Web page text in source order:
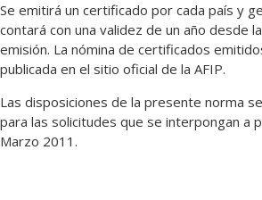
Se emitirá un certificado por cada país y
contará con una validez de un año desde
emisión. La nómina de certificados
publicada en el sitio oficial de la AFIP.
Las disposiciones de la presente norma
para las solicitudes que se interpongan a
Marzo 2011.